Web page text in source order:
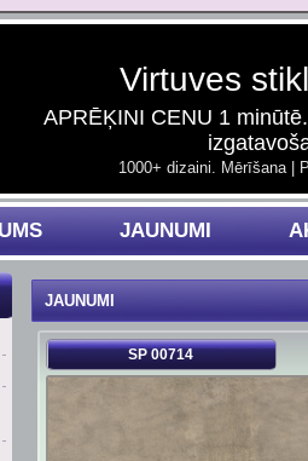
Virtuves
APRĒĶINI CENU 1
1000+ dizaini. Mērīšana |
JAUNUMI
JAUNUMI
SP 00714